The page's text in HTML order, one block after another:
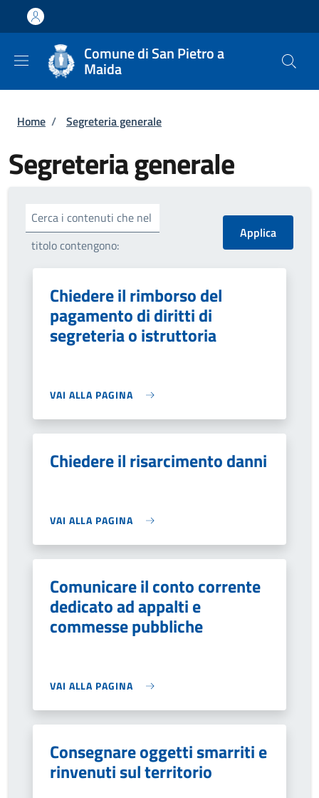
Salta al contenuto principale
Skip to footer content
Comune di San Pietro a
Maida
Briciole di pane
Home / Segreteria generale
Segreteria generale
Cerca i contenuti che nel
titolo contengono:
Chiedere il rimborso del
pagamento di diritti di
segreteria o istruttoria
VAI ALLA PAGINA
Chiedere il risarcimento danni
VAI ALLA PAGINA
Comunicare il conto corrente
dedicato ad appalti e
commesse pubbliche
VAI ALLA PAGINA
Consegnare oggetti smarriti e
rinvenuti sul territorio